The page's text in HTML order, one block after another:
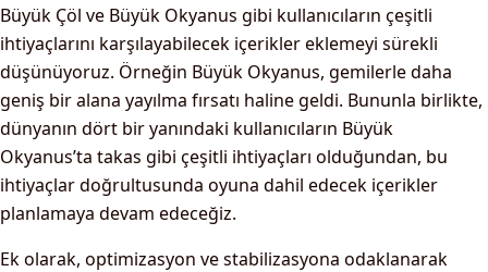
Büyük Çöl ve Büyük Okyanus gibi kullanıcıların çeşitli
ihtiyaçlarını karşılayabilecek içerikler eklemeyi sürekli
düşünüyoruz. Örneğin Büyük Okyanus, gemilerle daha
geniş bir alana yayılma fırsatı haline geldi. Bununla birlikte,
dünyanın dört bir yanındaki kullanıcıların Büyük
Okyanus’ta takas gibi çeşitli ihtiyaçları olduğundan, bu
ihtiyaçlar doğrultusunda oyuna dahil edecek içerikler
planlamaya devam edeceğiz.
Ek olarak, optimizasyon ve stabilizasyona odaklanarak